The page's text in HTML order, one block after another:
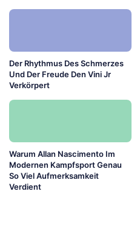
Der Rhythmus Des Schmerzes
Und Der Freude Den Vini Jr
Verkörpert
Warum Allan Nascimento Im
Modernen Kampfsport Genau
So Viel Aufmerksamkeit
Verdient